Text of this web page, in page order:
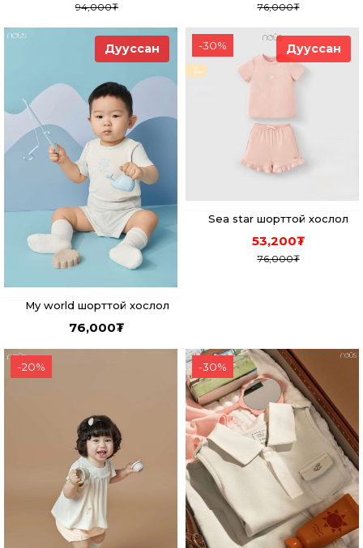
94,000₮ 76,000₮
Дууссан
My world шорттой хослол
76,000₮
Дууссан
-30%
Sea star шорттой хослол
53,200₮
76,000₮
-20% -30%